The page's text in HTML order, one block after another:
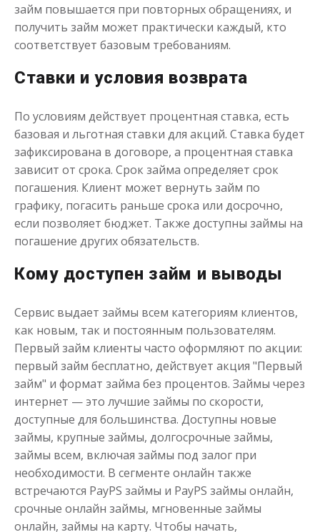
Срок от 1до 21 дня
Получить
Сумма до50 000₽
Срок от 1до 21 дня
Получить
займ повышается при повторных обращениях, и
получить займ может практически каждый, кто
соответствует базовым требованиям.
Ставки и условия возврата
По условиям действует процентная ставка, есть
базовая и льготная ставки для акций. Ставка будет
зафиксирована в договоре, а процентная ставка
зависит от срока. Срок займа определяет срок
погашения. Клиент может вернуть займ по
графику, погасить раньше срока или досрочно,
если позволяет бюджет. Также доступны займы на
погашение других обязательств.
Кому доступен займ и выводы
Сервис выдает займы всем категориям клиентов,
как новым, так и постоянным пользователям.
Первый займ клиенты часто оформляют по акции:
первый займ бесплатно, действует акция "Первый
займ" и формат займа без процентов. Займы через
интернет — это лучшие займы по скорости,
доступные для большинства. Доступны новые
займы, крупные займы, долгосрочные займы,
займы всем, включая займы под залог при
необходимости. В сегменте онлайн также
встречаются PayPS займы и PayPS займы онлайн,
срочные онлайн займы, мгновенные займы
онлайн, займы на карту. Чтобы начать,